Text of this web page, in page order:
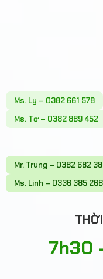
Ms. Ly – 0382 661 578
Ms. Tơ – 0382 889 452
Mr. Trung – 0382 682
Ms. Linh – 0336 385 268
7h30